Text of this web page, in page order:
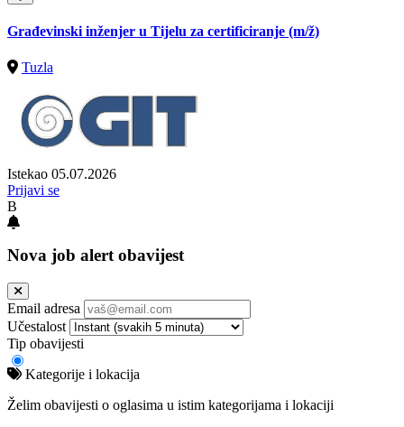
Građevinski inženjer u Tijelu za certificiranje (m/ž)
Tuzla
Istekao 05.07.2026
Prijavi se
B
Nova job alert obavijest
Email adresa
Učestalost
Tip obavijesti
Kategorije i lokacija
Želim obavijesti o oglasima u istim kategorijama i lokaciji